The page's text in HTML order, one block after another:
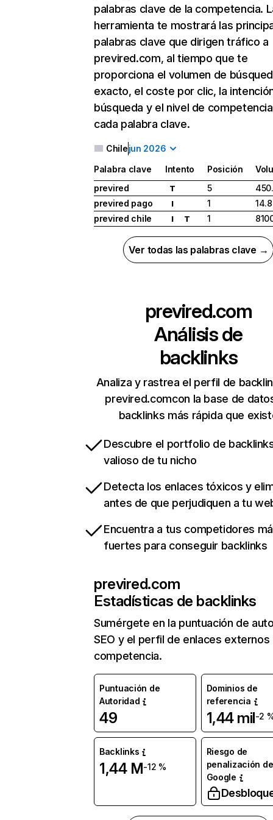
palabras clave de la competencia.
herramienta te mostrará las
palabras clave que dirigen tráfico a
previred.com, al tiempo que te
proporciona el volumen de
exacto, el coste por clic, la
búsqueda y el nivel de
cada palabra clave.
Chilejun 2026
Palabra clave Intento Posición
previred
T 5
previred pago
I 1
previred chile
I T 1
Ver todas las palabras clave →
previred.com
Análisis de
backlinks
Analiza y rastrea el perfil de
previred.comcon la base de
backlinks más rápida que
Descubre el portfolio de
valioso de tu nicho
Detecta los enlaces tóxicos y
antes de que perjudiquen a tu
Encuentra a tus competidores
fuertes para conseguir backlinks
previred.com
Estadísticas de backlinks
Sumérgete en la puntuación de
SEO y el perfil de enlaces externos
competencia.
Puntuación de
Autoridad
49
Dominios de
referencia
1,44 mil-2
Backlinks
1,44 M-12 %
Riesgo de
penalización de
Google